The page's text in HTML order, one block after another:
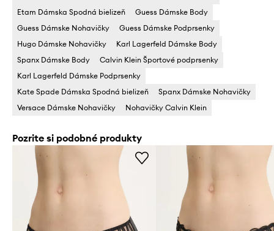
Etam Dámska Spodná bielizeň
Guess Dámske Body
Guess Dámske Nohavičky
Guess Dámske Podprsenky
Hugo Dámske Nohavičky
Karl Lagerfeld Dámske Body
Spanx Dámske Body
Calvin Klein Športové podprsenky
Karl Lagerfeld Dámske Podprsenky
Kate Spade Dámska Spodná bielizeň
Spanx Dámske Nohavičky
Versace Dámske Nohavičky
Nohavičky Calvin Klein
Pozrite si podobné produkty